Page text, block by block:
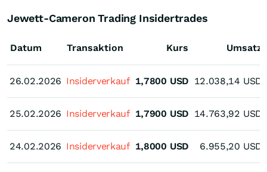
Jewett-Cameron Trading Insidertrades
Datum
26.02.2026
25.02.2026
24.02.2026
Transaktion Kurs Umsatz
26.02.2026 Insiderverkauf 1,7800 USD 12.038,14 USD
25.02.2026 Insiderverkauf 1,7900 USD 14.763,92 USD
24.02.2026 Insiderverkauf 1,8000 USD 6.955,20 USD